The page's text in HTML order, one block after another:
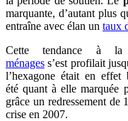
marquante, d’autant plus
entraîne avec élan un taux
Cette tendance à
ménages s’est profilait
l’hexagone était en effet
été quant à elle marquée
grâce un redressement
crise en 2007.